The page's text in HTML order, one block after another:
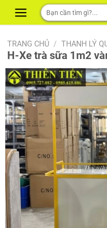
Tìm
kiếm:
TRANG CHỦ / THANH LÝ
H-Xe trà sữa 1m2